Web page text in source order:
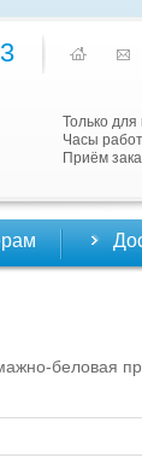
Только
Часы
Приём
беловая